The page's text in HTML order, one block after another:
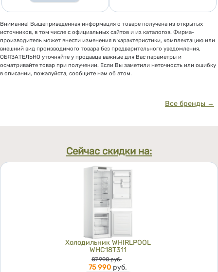
Внимание! Вышеприведенная информация о товаре получена из открытых
источников, в том числе с официальных сайтов и из каталогов. Фирма-
производитель может внести изменения в характеристики, комплектацию или
внешний вид производимого товара без предварительного уведомления,
ОБЯЗАТЕЛЬНО уточняйте у продавца важные для Вас параметры и
осматривайте товар при получении. Если Вы заметили неточность или ошибку
в описании, пожалуйста, сообщите нам об этом.
Все бренды →
Сейчас скидки на:
Холодильник WHIRLPOOL
WHC18T311
Цена
87 990 руб.
75 990 руб.